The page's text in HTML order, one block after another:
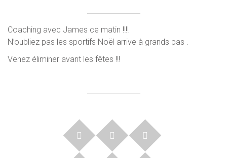
Coaching avec James ce matin !!!!
N’oubliez pas les sportifs Noël arrive à grands pas .
Venez éliminer avant les fêtes !!!